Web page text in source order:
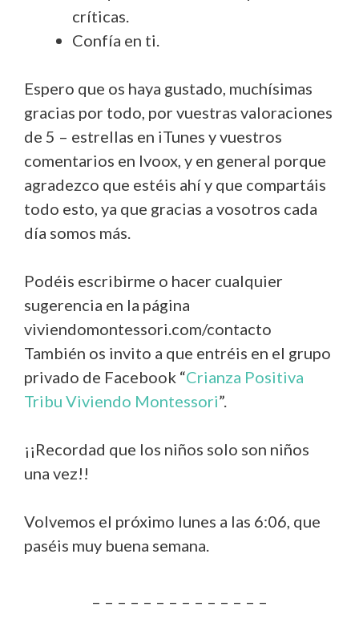
críticas.
Confía en ti.
Espero que os haya gustado, muchísimas
gracias por todo, por vuestras valoraciones
de 5 – estrellas en iTunes y vuestros
comentarios en Ivoox, y en general porque
agradezco que estéis ahí y que compartáis
todo esto, ya que gracias a vosotros cada
día somos más.
Podéis escribirme o hacer cualquier
sugerencia en la página
viviendomontessori.com/contacto
También os invito a que entréis en el grupo
privado de Facebook “Crianza Positiva
Tribu Viviendo Montessori”.
¡¡Recordad que los niños solo son niños
una vez!!
Volvemos el próximo lunes a las 6:06, que
paséis muy buena semana.
– – – – – – – – – – – – – –